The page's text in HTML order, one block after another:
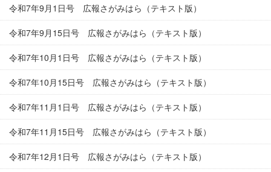
令和7年9月1日号 広報さがみはら（テキスト版）
令和7年9月15日号 広報さがみはら（テキスト版）
令和7年10月1日号 広報さがみはら（テキスト版）
令和7年10月15日号 広報さがみはら（テキスト版）
令和7年11月1日号 広報さがみはら（テキスト版）
令和7年11月15日号 広報さがみはら（テキスト版）
令和7年12月1日号 広報さがみはら（テキスト版）